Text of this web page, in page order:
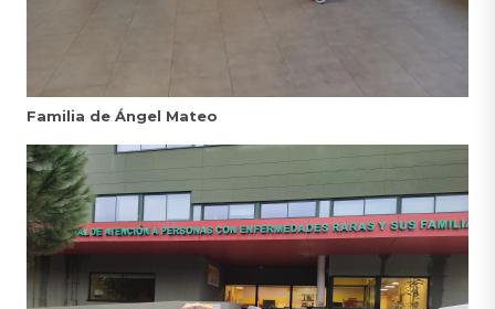
Familia de Ángel Mateo